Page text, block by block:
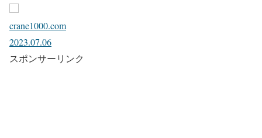
crane1000.com
2023.07.06
スポンサーリンク